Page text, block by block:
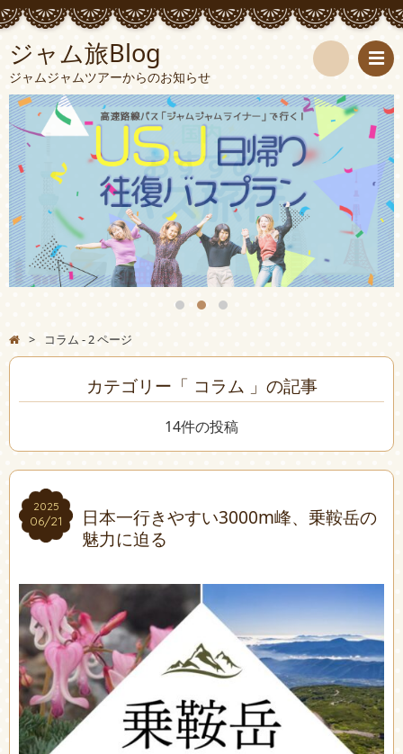
ジャム旅Blog
ジャムジャムツアーからのお知らせ
検
索
> コラム - 2 ページ
カテゴリー「 コラム 」の記事
14件の投稿
2025
06/21
2025
06/21
日本一行きやすい3000m峰、乗鞍岳の
魅力に迫る